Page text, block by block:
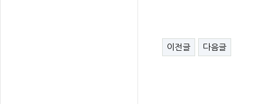
이전글 다음글